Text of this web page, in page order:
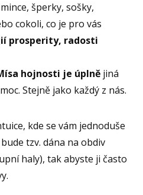
šperky, sošky,
cokoli, co je pro vás
prosperity, radosti
hojnosti je úplně jiná
Stejně jako každý z nás.
kde se vám jednoduše
tzv. dána na obdiv
haly), tak abyste ji často